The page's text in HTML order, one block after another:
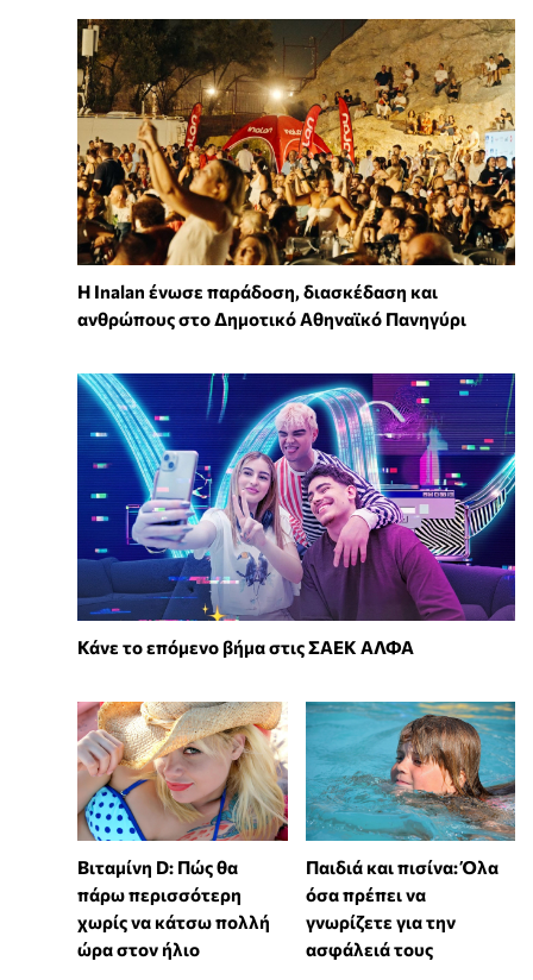
Η Inalan ένωσε παράδοση, διασκέδαση και
ανθρώπους στο Δημοτικό Αθηναϊκό Πανηγύρι
Κάνε το επόμενο βήμα στις ΣΑΕΚ ΑΛΦΑ
Βιταμίνη D: Πώς θα
πάρω περισσότερη
χωρίς να κάτσω πολλή
ώρα στον ήλιο
Παιδιά και πισίνα: Όλα
όσα πρέπει να
γνωρίζετε για την
ασφάλειά τους